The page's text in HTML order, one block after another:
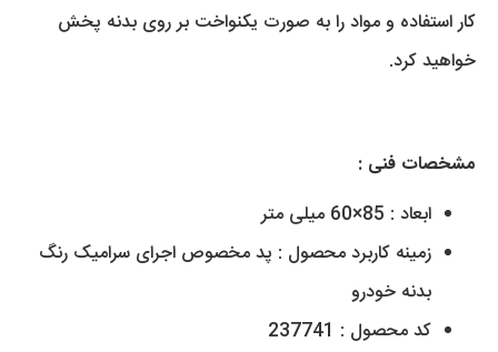
کار استفاده و مواد را به صورت یکنواخت بر روی بدنه پخش
خواهید کرد.
مشخصات فنی :
ابعاد : 85×60 میلی متر
زمینه کاربرد محصول : پد مخصوص اجرای سرامیک رنگ
بدنه خودرو
کد محصول : 237741